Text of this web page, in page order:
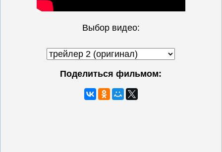
Выбор видео:
Поделиться фильмом: